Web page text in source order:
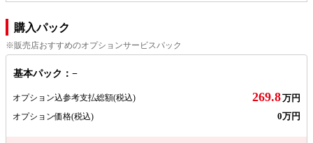
購入パック
※販売店おすすめのオプションサービスパック
基本パック：−
オプション込参考支払総額(税込) 269.8万円
オプション価格(税込) 0万円